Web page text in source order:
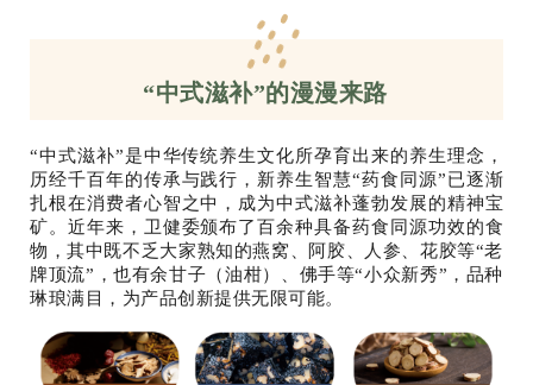
“中式滋补”的漫漫来路
“中式滋补”是中华传统养生文化所孕育出来的养生理念，
历经千百年的传承与践行，新养生智慧“药食同源”已逐渐
扎根在消费者心智之中，成为中式滋补蓬勃发展的精神宝
矿。近年来，卫健委颁布了百余种具备药食同源功效的食
物，其中既不乏大家熟知的燕窝、阿胶、人参、花胶等“老
牌顶流”，也有余甘子（油柑）、佛手等“小众新秀”，品种
琳琅满目，为产品创新提供无限可能。